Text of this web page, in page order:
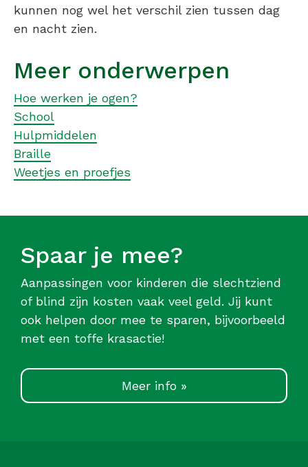
kunnen nog wel het verschil zien tussen dag
en nacht zien.
Meer onderwerpen
Hoe werken je ogen?
School
Hulpmiddelen
Braille
Weetjes en proefjes
Spaar je mee?
Aanpassingen voor kinderen die slechtziend
of blind zijn kosten vaak veel geld. Jij kunt
ook helpen door mee te sparen, bijvoorbeeld
met een toffe krasactie!
Meer info »